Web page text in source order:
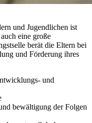
und Jugendlichen ist
eine große
berät die Eltern bei
und Förderung ihres
und
bewältigung der Folgen